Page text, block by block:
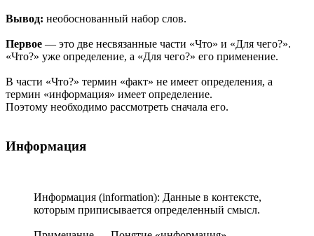
Вывод: необоснованный набор слов.
Первое — это две несвязанные части «Что» и «Для чего?».
«Что?» уже определение, а «Для чего?» его применение.
В части «Что?» термин «факт» не имеет определения, а
термин «информация» имеет определение.
Поэтому необходимо рассмотреть сначала его.
Информация
Информация (information): Данные в контексте,
которым приписывается определенный смысл.